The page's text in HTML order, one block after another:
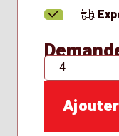
QTÉ